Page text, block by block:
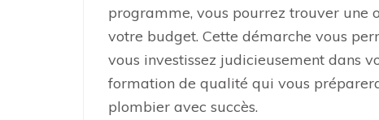
programme, vous pourrez trouver une
votre budget. Cette démarche vous
vous investissez judicieusement dans
formation de qualité qui vous
plombier avec succès.